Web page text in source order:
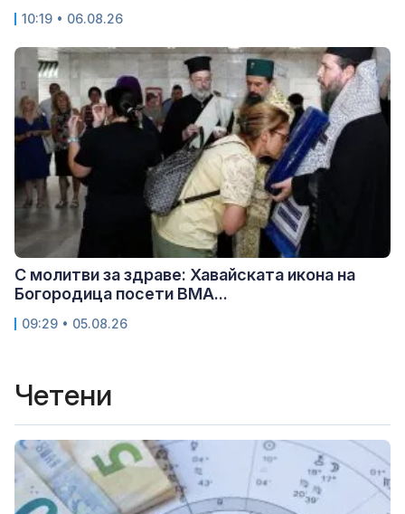
10:19 • 06.08.26
С молитви за здраве: Хавайската икона на
Богородица посети ВМА...
09:29 • 05.08.26
Четени